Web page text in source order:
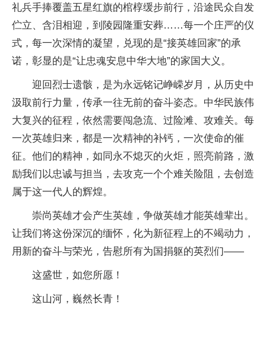
礼兵手捧覆盖五星红旗的棺椁缓步前行，沿途民众自发
伫立、含泪相迎，到陵园隆重安葬……每一个庄严的仪
式，每一次深情的凝望，兑现的是“接英雄回家”的承
诺，彰显的是“让忠魂安息中华大地”的家国大义。
迎回烈士遗骸，是为永远铭记峥嵘岁月，从历史中
汲取前行力量，传承一往无前的奋斗姿态。中华民族伟
大复兴的征程，依然需要闯急流、过险滩、攻难关。每
一次英雄归来，都是一次精神的补钙，一次使命的催
征。他们的精神，如同永不熄灭的火炬，照亮前路，激
励我们以忠诚与担当，去攻克一个个难关险阻，去创造
属于这一代人的辉煌。
崇尚英雄才会产生英雄，争做英雄才能英雄辈出。
让我们将这份深沉的缅怀，化为新征程上的不竭动力，
用新的奋斗与荣光，告慰所有为国捐躯的英烈们——
这盛世，如您所愿！
这山河，巍然长青！